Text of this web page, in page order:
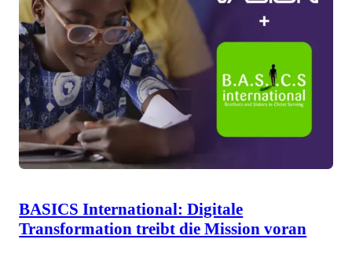
BASICS International: Digitale
Transformation treibt die Mission voran